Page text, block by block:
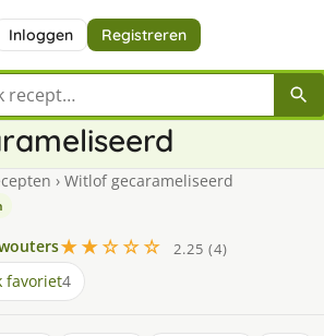
Inloggen Registreren
recept
› Witlof gecarameliseerd
★★☆☆☆
2.25 (4)
favoriet4